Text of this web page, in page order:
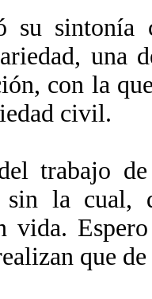
su
una
con la
civil.
trabajo
la cual,
vida.
que